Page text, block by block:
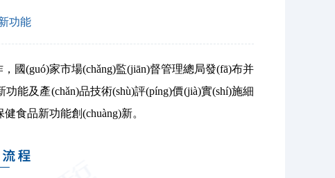
功能
國(guó)家市場(chǎng)監(jiān)督管理總局發(fā)布并
能及產(chǎn)品技術(shù)評(píng)價(jià)實(shí)施細
品新功能創(chuàng)新。